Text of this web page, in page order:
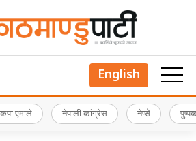
English
एमाले नेपाली कांग्रेस नेप्से